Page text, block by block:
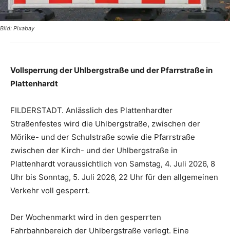
Bild: Pixabay
Vollsperrung der Uhlbergstraße und der Pfarrstraße in
Plattenhardt
FILDERSTADT. Anlässlich des Plattenhardter
Straßenfestes wird die Uhlbergstraße, zwischen der
Mörike- und der Schulstraße sowie die Pfarrstraße
zwischen der Kirch- und der Uhlbergstraße in
Plattenhardt voraussichtlich von Samstag, 4. Juli 2026, 8
Uhr bis Sonntag, 5. Juli 2026, 22 Uhr für den allgemeinen
Verkehr voll gesperrt.
Der Wochenmarkt wird in den gesperrten
Fahrbahnbereich der Uhlbergstraße verlegt. Eine